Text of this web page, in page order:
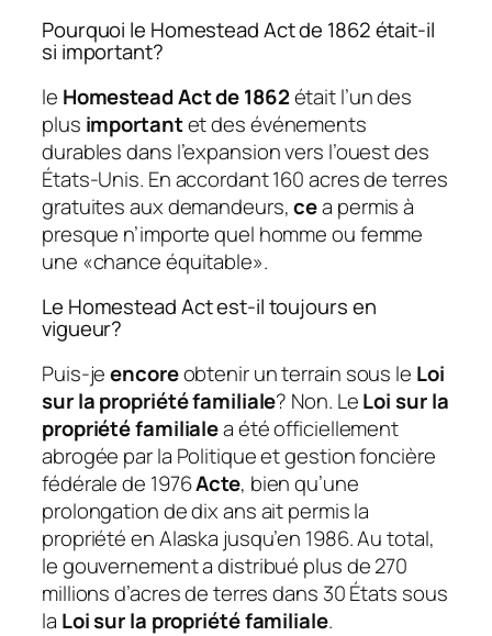
Pourquoi le Homestead Act de 1862 était-il
si important?
le Homestead Act de 1862était l’un des
plus importantet des événements
durables dans l’expansion vers l’ouest des
États-Unis. En accordant 160 acres de terres
gratuites aux demandeurs,cea permis à
presque n’importe quel homme ou femme
une «chance équitable».
Le Homestead Act est-il toujours en
vigueur?
Puis-jeencoreobtenir un terrain sous le Loi
sur la propriété familiale? Non. LeLoi sur la
propriété familialea été officiellement
abrogée par la Politique et gestion foncière
fédérale de 1976Acte, bien qu’une
prolongation de dix ans ait permis la
propriété en Alaska jusqu’en 1986. Au total,
le gouvernement a distribué plus de 270
millions d’acres de terres dans 30 États sous
la Loi sur la propriété familiale.